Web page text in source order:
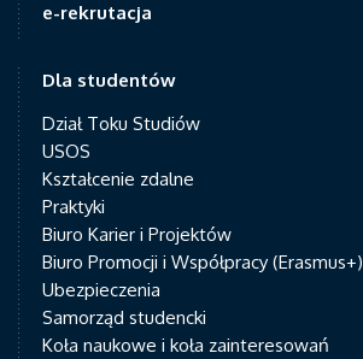
e-rekrutacja
Dla studentów
Dział Toku Studiów
USOS
Kształcenie zdalne
Praktyki
Biuro Karier i Projektów
Biuro Promocji i Współpracy (Erasmus+)
Ubezpieczenia
Samorząd studencki
Koła naukowe i koła zainteresowań